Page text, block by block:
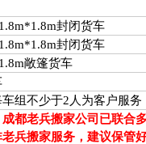
封闭货车
封闭货车
敞篷货车
组不少于2人为客户服
都老兵搬家公司已联合
兵搬家服务，建议保管